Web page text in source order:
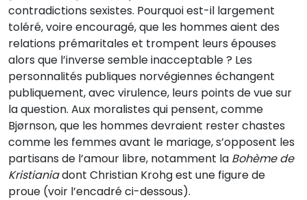
contradictions sexistes. Pourquoi est-il largement
toléré, voire encouragé, que les hommes aient des
relations prémaritales et trompent leurs épouses
alors que l’inverse semble inacceptable ? Les
personnalités publiques norvégiennes échangent
publiquement, avec virulence, leurs points de vue sur
la question. Aux moralistes qui pensent, comme
Bjørnson, que les hommes devraient rester chastes
comme les femmes avant le mariage, s’opposent les
partisans de l’amour libre, notamment la Bohème de
Kristianiadont Christian Krohg est une figure de
proue (voir l’encadré ci-dessous).